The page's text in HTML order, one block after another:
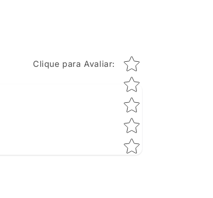
Clique para Avaliar: Star rating